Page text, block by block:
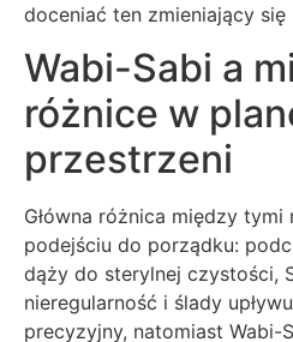
doceniać ten zmieniający się
Wabi-Sabi a
różnice w
przestrzeni
Główna różnica między
podejściu do porządku:
dąży do sterylnej czystości,
nieregularność i ślady
precyzyjny, natomiast Wabi-